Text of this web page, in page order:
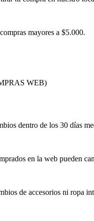
mayores a $5.000.
WEB)
dentro de los 30 días
en la web pueden
de accesorios ni ropa